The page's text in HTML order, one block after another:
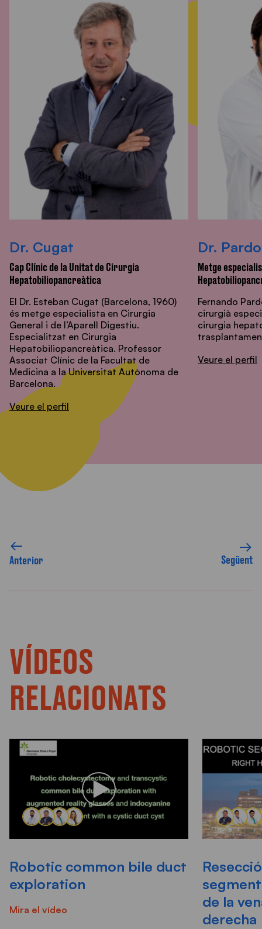
Dr. Cugat
Cap Clínic de la Unitat de Cirurgia
Hepatobiliopancreàtica
El Dr. Esteban Cugat (Barcelona, 1960)
és metge especialista en Cirurgia
General i de l’Aparell Digestiu.
Especialitzat en Cirurgia
Hepatobiliopancreàtica. Professor
Associat Clínic de la Facultat de
Medicina a la Universitat Autònoma de
Barcelona.
Veure el perfil
Dr. Pardo
Metge
Fernando
cirurgià
cirurgia
Veure el perfil
Anterior Següent
VÍDEOS
RELACIONATS
Robotic common bile duct
exploration
Mira el vídeo
de la
derecha